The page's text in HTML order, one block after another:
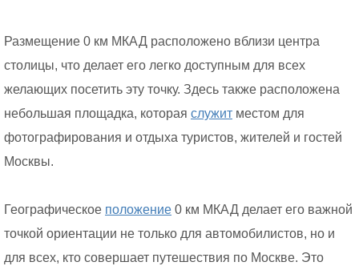
Размещение 0 км МКАД расположено вблизи центра
столицы, что делает его легко доступным для всех
желающих посетить эту точку. Здесь также расположена
небольшая площадка, которая служит местом для
фотографирования и отдыха туристов, жителей и гостей
Москвы.
Географическое положение 0 км МКАД делает его важной
точкой ориентации не только для автомобилистов, но и
для всех, кто совершает путешествия по Москве. Это